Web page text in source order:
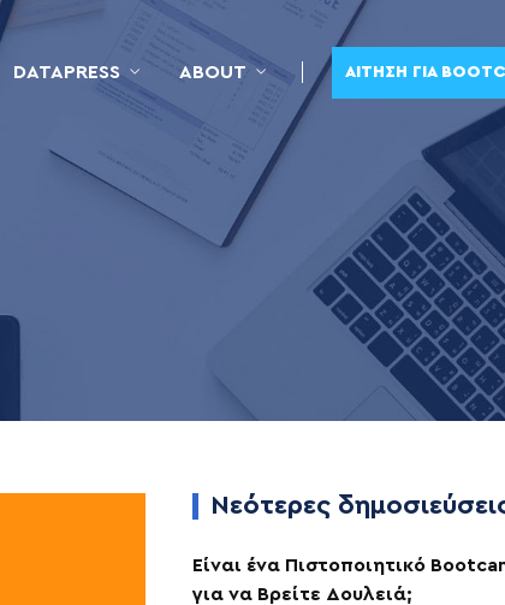
DATAPRESS ABOUT ΑΊΤΗΣΗ ΓΙΑ
Νεότερες
Είναι ένα Πιστοποιητικό
για να Βρείτε Δουλειά;